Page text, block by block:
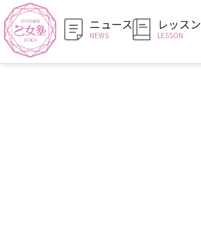
ニュース
NEWS
レッスン
LESSON